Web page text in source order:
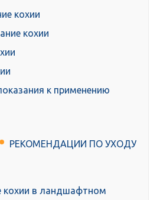
кохии
кохии
к применению
РЕКОМЕНДАЦИИ ПО УХОДУ
кохии в ландшафтном